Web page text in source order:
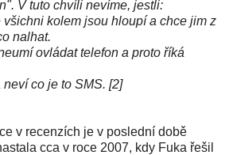
V tuto chvíli nevíme, jestli:
všichni kolem jsou hloupí a chce jim z
nalhat.
ovládat telefon a proto říká
co je to SMS. [2]
v recenzích je v poslední době
cca v roce 2007, kdy Fuka řešil